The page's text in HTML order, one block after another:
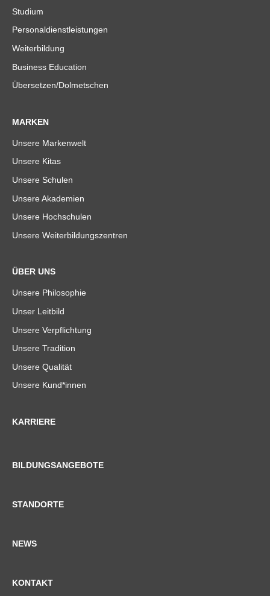
Studium
Personaldienstleistungen
Weiterbildung
Business Education
Übersetzen/Dolmetschen
MARKEN
Unsere Markenwelt
Unsere Kitas
Unsere Schulen
Unsere Akademien
Unsere Hochschulen
Unsere Weiterbildungszentren
ÜBER UNS
Unsere Philosophie
Unser Leitbild
Unsere Verpflichtung
Unsere Tradition
Unsere Qualität
Unsere Kund*innen
KARRIERE
BILDUNGSANGEBOTE
STANDORTE
NEWS
KONTAKT